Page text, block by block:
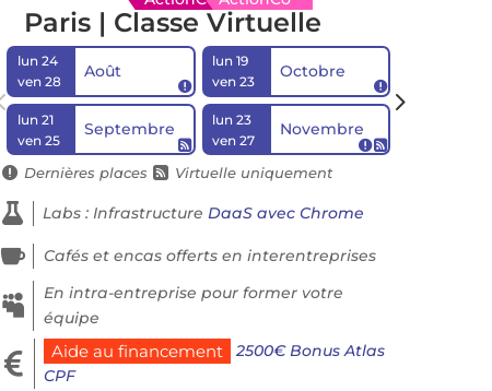
Paris | Classe Virtuelle
lun 24
ven 28
Août

lun 21
ven 25
Septembre

lun 19
ven 23
Octobre

lun 23
ven 27
Novembre

 Dernières places  Virtuelle uniquement
 Labs : InfrastructureDaaS avec Chrome
 Cafés et encas offerts en interentreprises

En intra-entreprise pour former votre
équipe
 Aide au financement
2500€ Bonus Atlas
CPF